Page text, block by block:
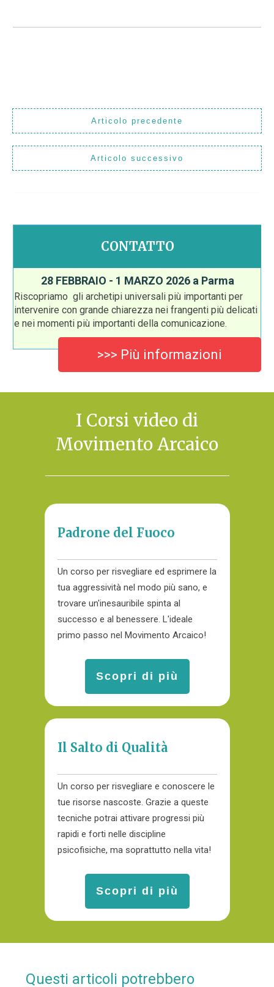
Articolo precedente
Articolo successivo
CONTATTO
28 FEBBRAIO - 1 MARZO 2026 a Parma
Riscopriamo gli archetipi universali più importanti per
intervenire con grande chiarezza nei frangenti più delicati
e nei momenti più importanti della comunicazione.
>>> Più informazioni
I Corsi video di
Movimento Arcaico
Padrone del Fuoco
Un corso per risvegliare ed esprimere la
tua aggressività nel modo più sano, e
trovare un'inesauribile spinta al
successo e al benessere. L'ideale
primo passo nel Movimento Arcaico!
Scopri di più
Il Salto di Qualità
Un corso per risvegliare e conoscere le
tue risorse nascoste. Grazie a queste
tecniche potrai attivare progressi più
rapidi e forti nelle discipline
psicofisiche, ma soprattutto nella vita!
Scopri di più
Questi articoli potrebbero